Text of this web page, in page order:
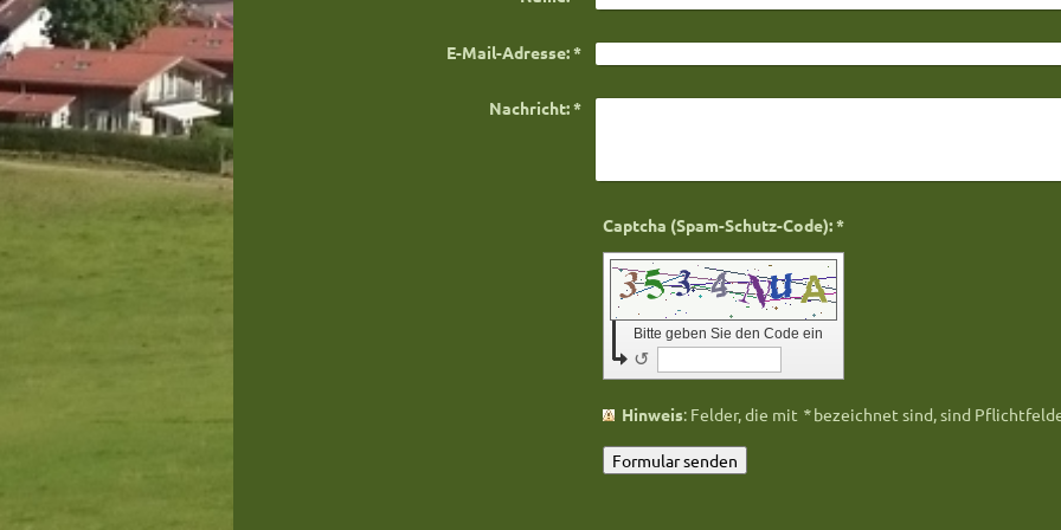
E-Mail-Adresse:*
Nachricht:*
Captcha (Spam-Schutz-Code): *
Bitte geben Sie den Code ein
↺
Hinweis : Felder, die mit *bezeichnet sind, sind